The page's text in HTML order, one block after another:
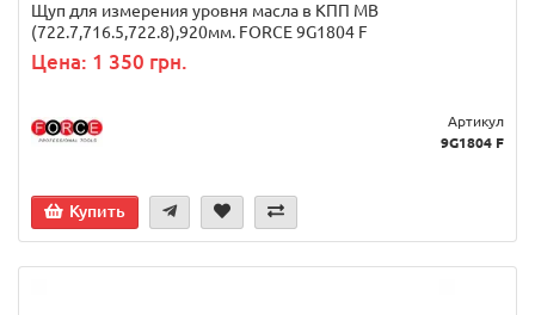
Щуп для измерения уровня масла в КПП MB
(722.7,716.5,722.8),920мм. FORCE 9G1804 F
Цена: 1 350 грн.
Артикул
9G1804 F
Купить